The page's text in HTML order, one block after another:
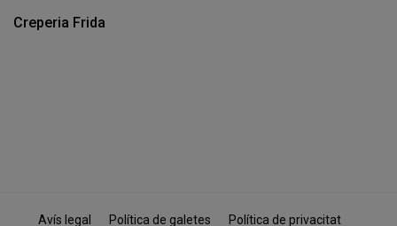
Creperia Frida
Avís legal Política de galetes Política de privacitat